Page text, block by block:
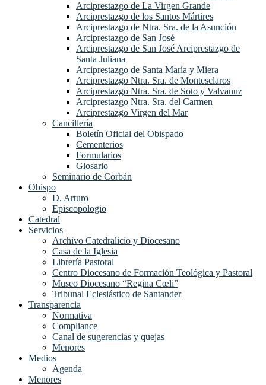
Arciprestazgo de La Virgen Grande
Arciprestazgo de los Santos Mártires
Arciprestazgo de Ntra. Sra. de la Asunción
Arciprestazgo de San José
Arciprestazgo de San José Arciprestazgo de
Santa Juliana
Arciprestazgo de Santa María y Miera
Arciprestazgo Ntra. Sra. de Montesclaros
Arciprestazgo Ntra. Sra. de Soto y Valvanuz
Arciprestazgo Ntra. Sra. del Carmen
Arciprestazgo Virgen del Mar
Cancillería
Boletín Oficial del Obispado
Cementerios
Formularios
Glosario
Seminario de Corbán
Obispo
D. Arturo
Episcopologio
Catedral
Servicios
Archivo Catedralicio y Diocesano
Casa de la Iglesia
Librería Pastoral
Centro Diocesano de Formación Teológica y Pastoral
Museo Diocesano “Regina Cœli”
Tribunal Eclesiástico de Santander
Transparencia
Normativa
Compliance
Canal de sugerencias y quejas
Menores
Medios
Agenda
Menores